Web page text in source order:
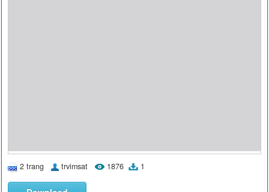
2 trang trvimsat 1876 1